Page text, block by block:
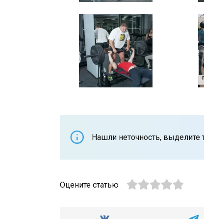
Нашли неточность, выделите
Оцените статью